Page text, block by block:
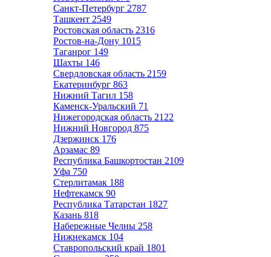
Санкт-Петербург 2787
Ташкент 2549
Ростовская область 2316
Ростов-на-Дону 1015
Таганрог 149
Шахты 146
Свердловская область 2159
Екатеринбург 863
Нижний Тагил 158
Каменск-Уральский 71
Нижегородская область 2122
Нижний Новгород 875
Дзержинск 176
Арзамас 89
Республика Башкортостан 2109
Уфа 750
Стерлитамак 188
Нефтекамск 90
Республика Татарстан 1827
Казань 818
Набережные Челны 258
Нижнекамск 104
Ставропольский край 1801